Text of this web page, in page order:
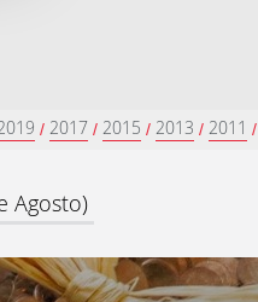
/ 2017 / 2015 / 2013 / 2011 /
Agosto)